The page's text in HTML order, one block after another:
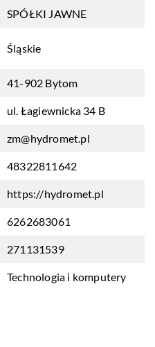
SPÓŁKI JAWNE
Śląskie
41-902 Bytom
ul. Łagiewnicka 34 B
zm@hydromet.pl
48322811642
https://hydromet.pl
6262683061
271131539
Technologia i komputery